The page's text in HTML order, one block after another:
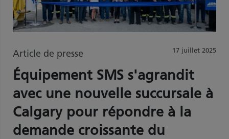
17 juillet 2025
Article de presse
Équipement SMS s'agrandit
avec une nouvelle succursale à
Calgary pour répondre à la
demande croissante du